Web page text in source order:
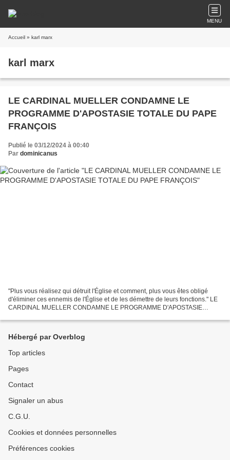
MENU
Accueil » karl marx
karl marx
LE CARDINAL MUELLER CONDAMNE LE
PROGRAMME D'APOSTASIE TOTALE DU PAPE
FRANÇOIS
Publié le 03/12/2024 à 00:40
Par dominicanus
"Plus vous réalisez qui détruit l'Église et comment, plus vous êtes obligé
d'éliminer ces ennemis de l'Église et de les démettre de leurs fonctions." LE
CARDINAL MUELLER CONDAMNE LE PROGRAMME D'APOSTASIE
Hébergé par Overblog
Top articles
Pages
Contact
Signaler un abus
C.G.U.
Cookies et données personnelles
Préférences cookies